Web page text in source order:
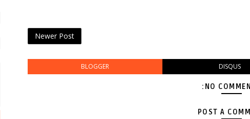
Newer Post
BLOGGER DISQUS
NO
POST A